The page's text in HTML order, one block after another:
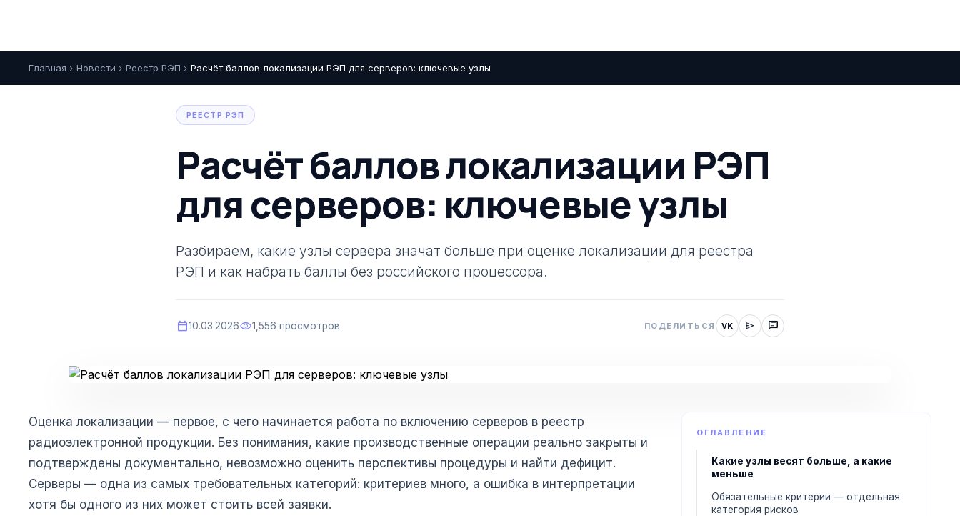
Главная chevron_right Новости chevron_right Реестр РЭП chevron_right Расчёт баллов локализации РЭП для серверов: ключевые узлы
РЕЕСТР РЭП
Расчёт баллов локализации РЭП
для серверов: ключевые узлы
Разбираем, какие узлы сервера значат больше при оценке локализации для реестра
РЭП и как набрать баллы без российского процессора.
calendar_today10.03.2026visibility1,556 просмотров ПОДЕЛИТЬСЯ VK send chat
Оценка локализации — первое, с чего начинается работа по включению серверов в реестр
радиоэлектронной продукции. Без понимания, какие производственные операции реально закрыты и
подтверждены документально, невозможно оценить перспективы процедуры и найти дефицит.
Серверы — одна из самых требовательных категорий: критериев много, а ошибка в интерпретации
хотя бы одного из них может стоить всей заявки.
ОГЛАВЛЕНИЕ
Какие узлы весят больше, а какие
меньше
Обязательные критерии — отдельная
категория рисков